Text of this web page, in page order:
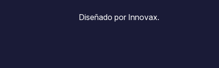
Diseñado por Innovax.